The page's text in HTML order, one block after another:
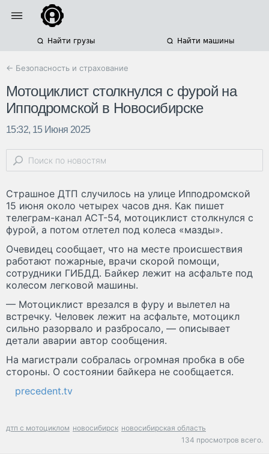
Найти грузы Найти машины
← Безопасность и страхование
Мотоциклист столкнулся с фурой на
Ипподромской в Новосибирске
15:32, 15 Июня 2025
Страшное ДТП случилось на улице Ипподромской
15 июня около четырех часов дня. Как пишет
телеграм-канал АСТ-54, мотоциклист столкнулся с
фурой, а потом отлетел под колеса «мазды».
Очевидец сообщает, что на месте происшествия
работают пожарные, врачи скорой помощи,
сотрудники ГИБДД. Байкер лежит на асфальте под
колесом легковой машины.
— Мотоциклист врезался в фуру и вылетел на
встречку. Человек лежит на асфальте, мотоцикл
сильно разорвало и разбросало, — описывает
детали аварии автор сообщения.
На магистрали собралась огромная пробка в обе
стороны. О состоянии байкера не сообщается.
precedent.tv
дтп с мотоциклом новосибирск новосибирская область
134 просмотров всего.